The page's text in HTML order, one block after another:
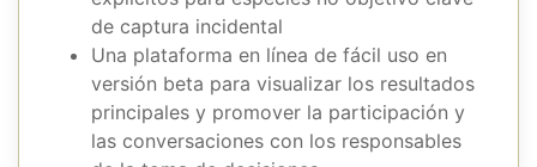
de captura incidental
Una plataforma en línea de fácil uso en
versión beta para visualizar los resultados
principales y promover la participación y
las conversaciones con los responsables